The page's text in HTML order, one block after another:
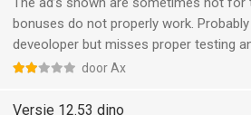
bonuses do not properly work.
deveoloper but misses proper testing
door Ax
Versie 12.53 dino